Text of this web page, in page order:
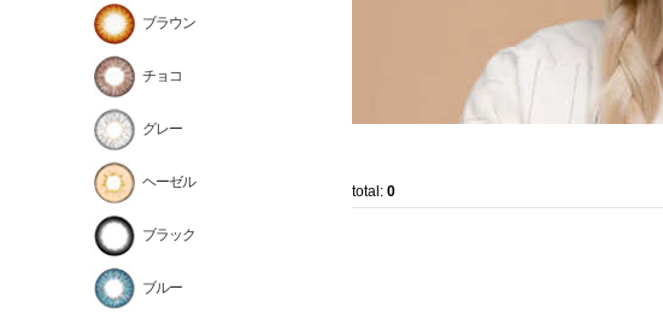
ブラウン
チョコ
グレー
ヘーゼル
ブラック
ブルー
total: 0